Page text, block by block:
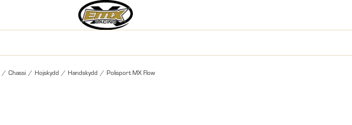
/ Chassi / Hojskydd / Handskydd / Polisport MX Flow